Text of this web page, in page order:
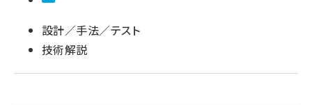
設計／手法／テスト
技術解説